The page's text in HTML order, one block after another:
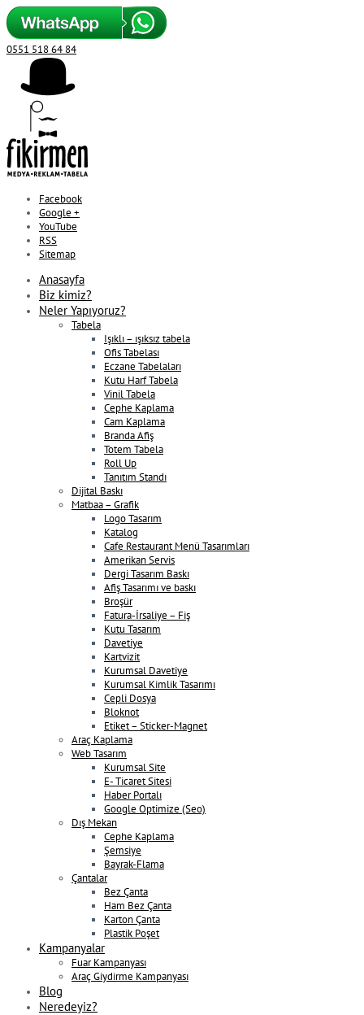
0551 518 64 84
Facebook
Google +
YouTube
RSS
Sitemap
Anasayfa
Biz kimiz?
Neler Yapıyoruz?
Tabela
Işıklı – ışıksız tabela
Ofis Tabelası
Eczane Tabelaları
Kutu Harf Tabela
Vinil Tabela
Cephe Kaplama
Cam Kaplama
Branda Afiş
Totem Tabela
Roll Up
Tanıtım Standı
Dijital Baskı
Matbaa – Grafik
Logo Tasarım
Katalog
Cafe Restaurant Menü Tasarımları
Amerikan Servis
Dergi Tasarım Baskı
Afiş Tasarımı ve baskı
Broşür
Fatura-İrsaliye – Fiş
Kutu Tasarım
Davetiye
Kartvizit
Kurumsal Davetiye
Kurumsal Kimlik Tasarımı
Cepli Dosya
Bloknot
Etiket – Sticker-Magnet
Araç Kaplama
Web Tasarım
Kurumsal Site
E- Ticaret Sitesi
Haber Portalı
Google Optimize (Seo)
Dış Mekan
Cephe Kaplama
Şemsiye
Bayrak-Flama
Çantalar
Bez Çanta
Ham Bez Çanta
Karton Çanta
Plastik Poşet
Kampanyalar
Fuar Kampanyası
Araç Giydirme Kampanyası
Blog
Neredeyiz?